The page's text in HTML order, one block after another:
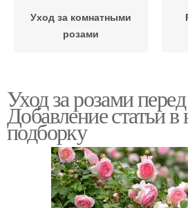
Уход за комнатными
розами
Розы к зиме
Уход за розами
Добавление статьи
подборку